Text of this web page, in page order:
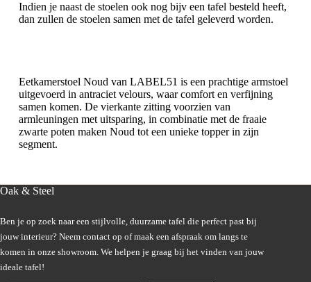
Indien je naast de stoelen ook nog bijv een tafel besteld heeft,
dan zullen de stoelen samen met de tafel geleverd worden.
Eetkamerstoel Noud van LABEL51 is een prachtige armstoel
uitgevoerd in antraciet velours, waar comfort en verfijning
samen komen. De vierkante zitting voorzien van
armleuningen met uitsparing, in combinatie met de fraaie
zwarte poten maken Noud tot een unieke topper in zijn
segment.
Oak & Steel
Ben je op zoek naar een stijlvolle, duurzame tafel die perfect past bij
jouw interieur? Neem contact op of maak een afspraak om langs te
komen in onze showroom. We helpen je graag bij het vinden van jouw
ideale tafel!